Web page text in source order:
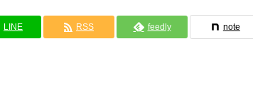
LINE RSS feedly note